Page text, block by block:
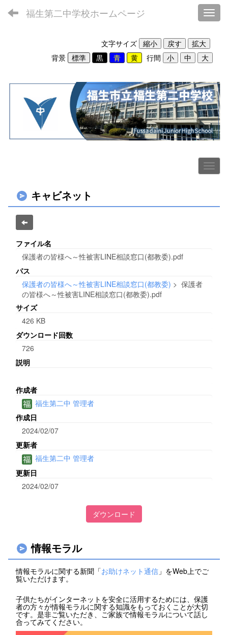
福生第二中学校ホームページ
文字サイズ
背景
行間
キャビネット
ファイル名
保護者の皆様へ～性被害LINE相談窓口(都教委).pdf
パス
保護者の皆様へ～性被害LINE相談窓口(都教委) > 保護者
の皆様へ～性被害LINE相談窓口(都教委).pdf
サイズ
426 KB
ダウンロード回数
726
説明
作成者
福生第二中 管理者
作成日
2024/02/07
更新者
福生第二中 管理者
更新日
2024/02/07
ダウンロード
情報モラル
情報モラルに関する新聞「お助けネット通信 」をWeb上でご
覧いただけます。
子供たちがインターネットを安全に活用するためには、保護
者の方々が情報モラルに関する知識をもっておくことが大切
です。是非ご覧いただき、ご家族で情報モラルについて話し
合ってみてください。